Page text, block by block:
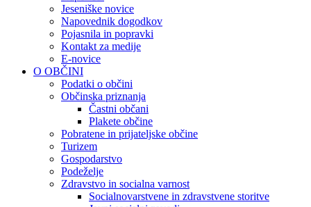
Jeseniške novice
Napovednik dogodkov
Pojasnila in popravki
Kontakt za medije
E-novice
O OBČINI
Podatki o občini
Občinska priznanja
Častni občani
Plakete občine
Pobratene in prijateljske občine
Turizem
Gospodarstvo
Podeželje
Zdravstvo in socialna varnost
Socialnovarstvene in zdravstvene storitve